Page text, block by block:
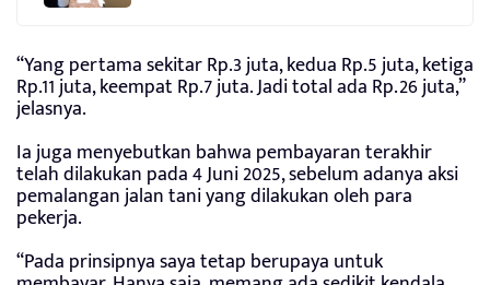
“Yang pertama sekitar Rp.3 juta, kedua Rp.5 juta, ketiga
Rp.11 juta, keempat Rp.7 juta. Jadi total ada Rp.26 juta,”
jelasnya.
Ia juga menyebutkan bahwa pembayaran terakhir
telah dilakukan pada 4 Juni 2025, sebelum adanya aksi
pemalangan jalan tani yang dilakukan oleh para
pekerja.
“Pada prinsipnya saya tetap berupaya untuk